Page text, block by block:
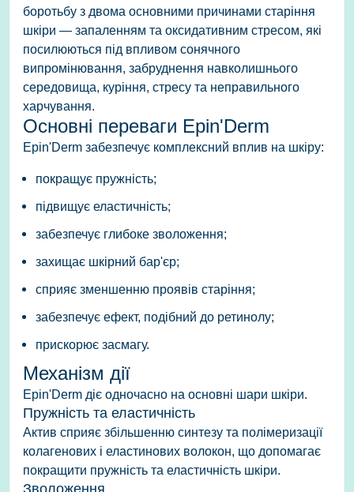
боротьбу з двома основними причинами старіння
шкіри — запаленням та оксидативним стресом, які
посилюються під впливом сонячного
випромінювання, забруднення навколишнього
середовища, куріння, стресу та неправильного
харчування.
Основні переваги Epin'Derm
Epin'Derm забезпечує комплексний вплив на шкіру:
покращує пружність;
підвищує еластичність;
забезпечує глибоке зволоження;
захищає шкірний бар'єр;
сприяє зменшенню проявів старіння;
забезпечує ефект, подібний до ретинолу;
прискорює засмагу.
Механізм дії
Epin'Derm діє одночасно на основні шари шкіри.
Пружність та еластичність
Актив сприяє збільшенню синтезу та полімеризації
колагенових і еластинових волокон, що допомагає
покращити пружність та еластичність шкіри.
Зволоження